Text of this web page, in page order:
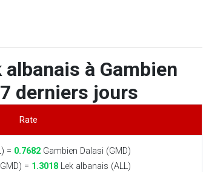
à Gambien
derniers jours
Rate
= 0.7682Gambien Dalasi (GMD)
= 1.3018Lek albanais (ALL)